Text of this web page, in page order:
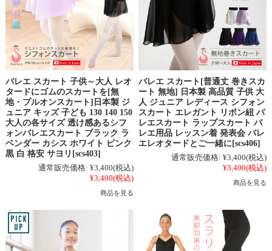
バレエ スカート 子供～大人 レオ
タードにゴムのスカートを[無
地・プルオンスカート]日本製 ジ
ュニア キッズ 子ども 130 140 150
大人の各サイズ 透け感あるシフ
ォンバレエスカート ブラック ラ
ベンダー カシス ホワイト ピンク
黒 白 格安 サヨリ[scs403]
通常販売価格: ¥3,400(税込)
¥3,400(税込)
商品を見る
バレエ スカート[普通丈 巻きスカ
ート 無地] 日本製 高品質 子供 大
人 ジュニア レディース シフォン
スカート エレガント リボン紐 バ
レエスカート ラップスカート バ
レエ用品 レッスン着 発表会 バレ
エレオタードとご一緒に[scs406]
通常販売価格: ¥3,400(税込)
¥3,400(税込)
商品を見る